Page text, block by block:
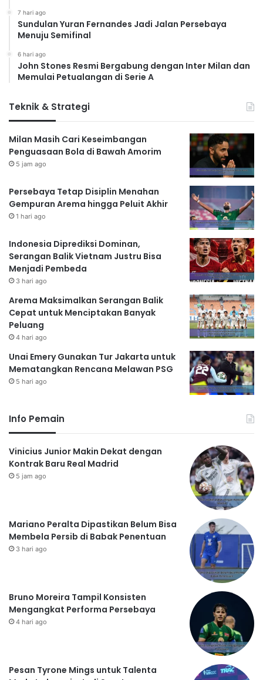
7 hari ago
Sundulan Yuran Fernandes Jadi Jalan Persebaya
Menuju Semifinal
6 hari ago
John Stones Resmi Bergabung dengan Inter Milan dan
Memulai Petualangan di Serie A
Teknik & Strategi
Milan Masih Cari Keseimbangan
Penguasaan Bola di Bawah Amorim
5 jam ago
Persebaya Tetap Disiplin Menahan
Gempuran Arema hingga Peluit Akhir
1 hari ago
Indonesia Diprediksi Dominan,
Serangan Balik Vietnam Justru Bisa
Menjadi Pembeda
3 hari ago
Arema Maksimalkan Serangan Balik
Cepat untuk Menciptakan Banyak
Peluang
4 hari ago
Unai Emery Gunakan Tur Jakarta untuk
Mematangkan Rencana Melawan PSG
5 hari ago
Info Pemain
Vinicius Junior Makin Dekat dengan
Kontrak Baru Real Madrid
5 jam ago
Mariano Peralta Dipastikan Belum Bisa
Membela Persib di Babak Penentuan
3 hari ago
Bruno Moreira Tampil Konsisten
Mengangkat Performa Persebaya
4 hari ago
Pesan Tyrone Mings untuk Talenta